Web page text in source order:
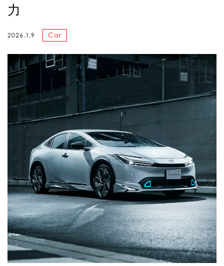
力
2026.1.9 Car